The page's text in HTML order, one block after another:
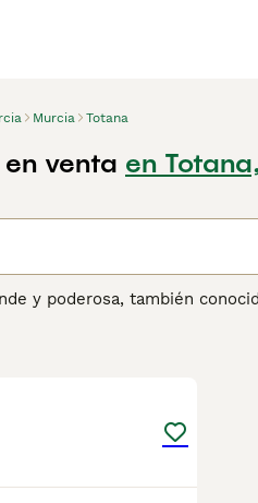
Murcia Totana
venta en
y poderosa, también
Español es un